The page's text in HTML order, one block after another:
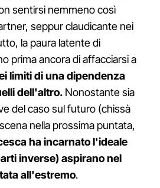
sentirsi nemmeno così
seppur claudicante nei
la paura latente di
prima ancora di affacciarsi a
limiti di una dipendenza
dell'altro. Nonostante sia
del caso sul futuro (chissà
nella prossima puntata,
ha incarnato l'ideale
inverse) aspirano nel
all'estremo.